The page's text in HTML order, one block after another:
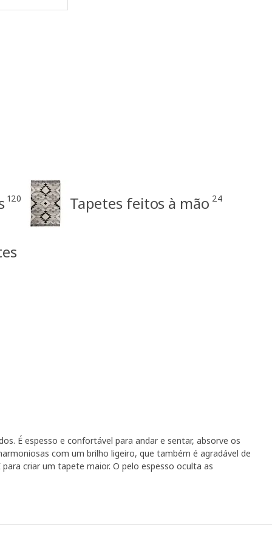
120 Tapetes feitos à mão 24
É espesso e confortável para andar e sentar, absorve os
com um brilho ligeiro, que também é agradável de
para criar um tapete maior. O pelo espesso oculta as